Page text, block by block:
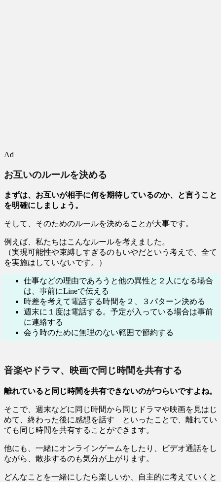
Ad
お互いのルールを決める
まずは、お互いが相手に何を期待しているのか、と言うこと
を明確にしましょう。
そして、そのためのルールを決めることが大事です。
例えば、私たちはこんなルールを考えました。
（実現可能性や束縛しすぎるのもいやだという考えで、全て
を実施はしていないです。）
仕事などの理由であろうと他の異性と２人になる場合
は、事前にLineで伝える
時差を考えて電話する時間を２、３パターン決める
週末に１度は電話する。予定が入っている場合は事前
に連絡する
会う時のために無理のない範囲で節約する
音楽やドラマ、映画で同じ時間を共有する
離れていると同じ時間を共有できないのがつらいですよね。
そこで、週末などに同じ時間から同じドラマや映画を見はじ
めて、終わった後に感想を話す といったことで、離れてい
ても同じ時間を共有することができます。
他にも、一緒にオンラインゲームをしたり、ビデオ通話をし
ながら、散歩するのも気分が上がります。
どんなことを一緒にしたら楽しいか、自主的に考えていくと